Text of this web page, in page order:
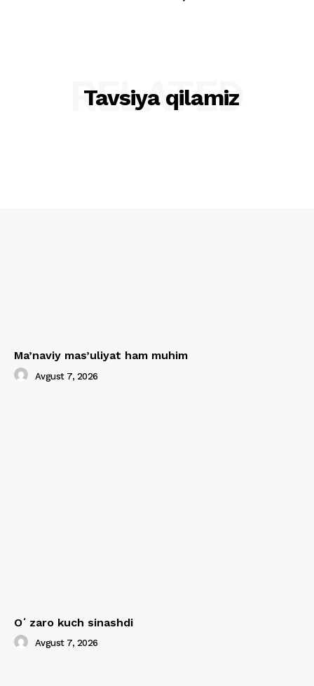
Tavsiya qilamiz
RELATED
Ma’naviy mas’uliyat ham muhim
Avgust 7, 2026
Oʻzaro kuch sinashdi
Avgust 7, 2026